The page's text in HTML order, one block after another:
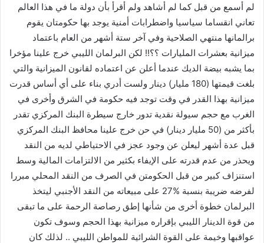
لم أسمع من قبل كما لم أشاهد ولم أقرأ بأن دولة ما في هذا العالم
تعاني انقساما سياسيا واضطرابات أمنية يوجد بها حكومتان يقوم
برالمانها منتهي الصلاحية وفي آخر ستة أشهر من العام باعتماد
ميزانية بعشرات المليارات ؟؟!! لكن البرلمان الليبي خرج علينا مؤخرا
بما يشبه بيضة الديك عندما أعلن عن اعتماده لقانون الميزانية والتي
بلغت قيمتها (180 مليار) دينار ولست أدري بناء على أي أساس قدرت
ميزانية بهذا القدر في وقت توجد فيه حكومة في الشرق وأخرى في
الغرب مع حجم سيولة نقدية تدور خارج سيطرة البنك المركزي تقدر
بأكثر من (50 مليار دينار) في حن خرج علينا محافظ البنك المركزي
قبل عدة أشهر ليعلن عن وجود عجز في الاحتياطي لديه من النقد
ويحذر من عدم قدرته على الإيفاء بكثير من الالتزامات المالية وسط
استنزاف كبير من قبل الحكومتن في الصرف من النقد المحلي مبررا
لفرضه ضريبة بنسبة %27 على مبيعاته من النقد الأجنبي ليتخذ
البرلمان خطوة أخرى من شأنها إطق رصاصة الرحمة على ما تبقى
من قوة الدينار الليبي بإقراره ميزانية بهذا الحجم وسوف تكون
عواقبها وخيمة على القوة الشرائية للمواطن الليبي .. لذلك كان